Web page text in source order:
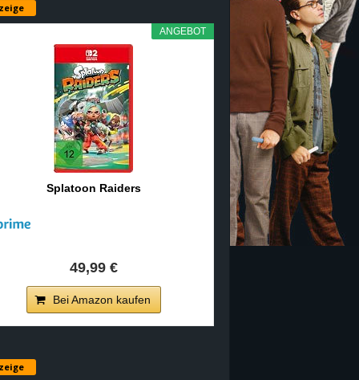
ANGEBOT
Splatoon Raiders
49,99 €
Bei Amazon kaufen